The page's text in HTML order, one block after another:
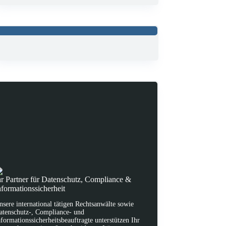
Partner für Datenschutz, Compliance &
international tätigen Rechtsanwälte sowie
, Compliance- und
unterstützen Ihr